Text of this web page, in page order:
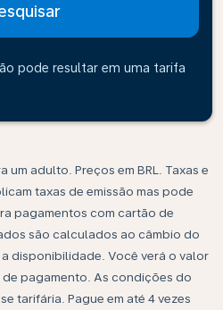
pode resultar em uma tarifa
adulto. Preços em BRL. Taxas e
taxas de emissão mas pode
pagamentos com cartão de
são calculados ao câmbio do
disponibilidade. Você verá o valor
pagamento. As condições do
tarifária. Pague em até 4 vezes